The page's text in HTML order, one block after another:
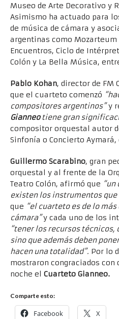
Museo de Arte Decorativo y
Asimismo ha actuado para
de música de cámara y
argentinas como Mozarteum
Encuentros, Ciclo de
Colón y La Bella Música,
Pablo Kohan, director de FM
que el cuarteto comenzó
compositores argentinos”y
Gianneotiene gran
compositor orquestal autor
Sinfonía o Concierto
Guillermo Scarabino, gran
orquestal y al frente de la
Teatro Colón, afirmó que
existen los instrumentos que
que “el cuarteto es de lo
cámara”y cada uno de los
“tener los recursos técnicos,
sino que además deben
hacen una totalidad”. Por lo
mostraron congraciados
noche el Cuarteto Gianneo.
Comparte esto:
Facebook X